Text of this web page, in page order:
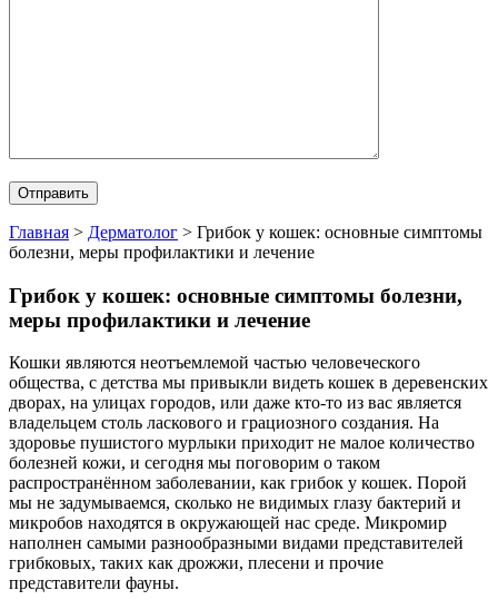
Главная > Дерматолог > Грибок у кошек: основные симптомы
болезни, меры профилактики и лечение
Грибок у кошек: основные симптомы болезни,
меры профилактики и лечение
Кошки являются неотъемлемой частью человеческого
общества, с детства мы привыкли видеть кошек в деревенских
дворах, на улицах городов, или даже кто-то из вас является
владельцем столь ласкового и грациозного создания. На
здоровье пушистого мурлыки приходит не малое количество
болезней кожи, и сегодня мы поговорим о таком
распространённом заболевании, как грибок у кошек. Порой
мы не задумываемся, сколько не видимых глазу бактерий и
микробов находятся в окружающей нас среде. Микромир
наполнен самыми разнообразными видами представителей
грибковых, таких как дрожжи, плесени и прочие
представители фауны.